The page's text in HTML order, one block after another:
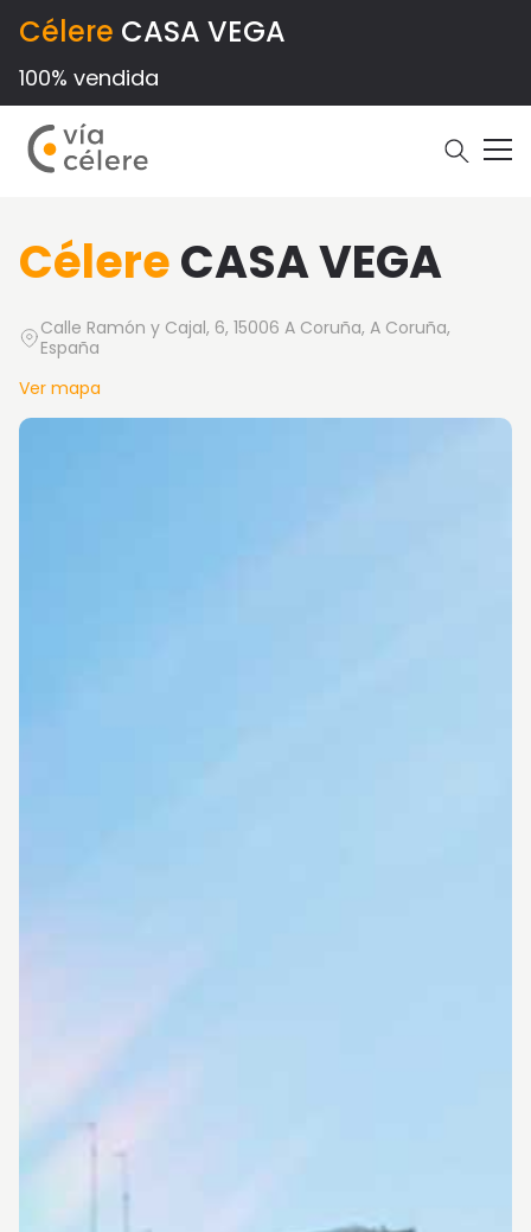
Célere CASA VEGA
100% vendida
CélereCASA VEGA
Calle Ramón y Cajal, 6, 15006 A Coruña, A Coruña,
España
Ver mapa